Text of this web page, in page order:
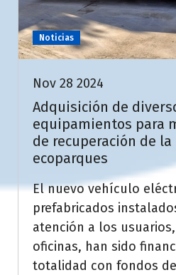
Noticias
Nov 28 2024
Adquisición de
equipamientos para
de recuperación de la
ecoparques
El nuevo vehículo
prefabricados
atención a los
oficinas, han sido
totalidad con fondos